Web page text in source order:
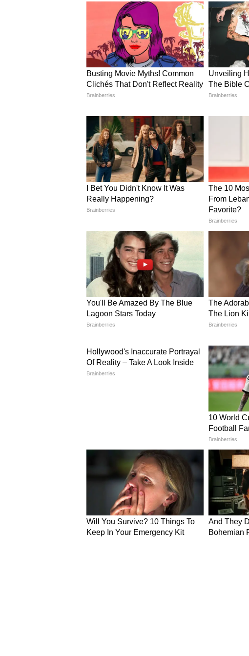
सर्जरी के निशानों पर क्या बोलीं सुमोना?
सुमोना ने अपनी पोस्ट में सर्जरी के बाद शरीर पर
"सर्जरी के बाद अब मेरे पेट पर तीन निशान
लेकिन आज भी जब मैं इन्हें देखती हूं तो थोड़ा
निशान उस जिंदगी का सबूत हैं जिसे मैंने जिया
महसूस हो रहा है कि बढ़ती उम्र से डरना नहीं
इसके साथ थोड़ी और समझदारी, बेहतर
इन सभी को खुशी-खुशी स्वीकार करूंगी।"
सोशल मीडिया को अलग नजरिए से
सुमोना ने बताया कि अब वह सोशल मीडिया को
नहीं बनाना चाहतीं, बल्कि इसे ऐसी जगह
कर सकें। उन्होंने कहा कि वह शारीरिक और
सामान्य वेलनेस, ट्रैवल, बुक्स, पौधों की
Related Articles
Sunny Deol New Look: दाढ़ी हटा
नए अवतार में दिखे सनी देओल, देखने
लायक है फैंस का रिएक्शन
एंडोमेट्रियोसिस क्या है?
एंडोमेट्रियोसिस एक लंबे समय तक रहने
जुड़ी बीमारी है। इसमें गर्भाशय की अंदरूनी
शरीर के अन्य हिस्सों में बढ़ने लगते हैं। ये टिश्यू
मासिक चक्र के दौरान सूजन, दर्द और
पहचान कई बार समय पर नहीं हो पाती,